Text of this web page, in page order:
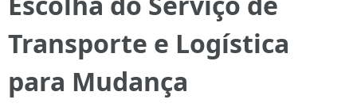
Transporte e Logística
para Mudança